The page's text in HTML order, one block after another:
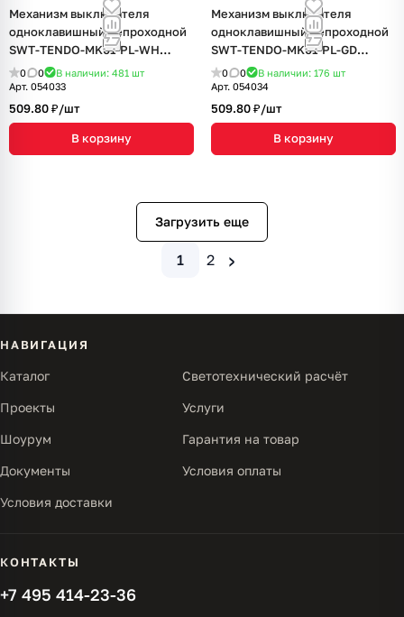
Механизм выключателя
одноклавишный непроходной
SWT-TENDO-MK01-PL-WH
(230V, 10A) (Arlight, Белый)
0 0 В наличии: 481 шт
Арт. 054033
509.80 ₽/шт
В корзину
Механизм выключателя
одноклавишный непроходной
SWT-TENDO-MK01-PL-GD
(230V, 10A) (Arlight, Песочный)
0 0 В наличии: 176 шт
Арт. 054034
509.80 ₽/шт
В корзину
Загрузить еще
1 2 ›
НАВИГАЦИЯ
Каталог Светотехнический расчёт
Проекты Услуги
Шоурум Гарантия на товар
Документы Условия оплаты
Условия доставки
КОНТАКТЫ
+7 495 414-23-36